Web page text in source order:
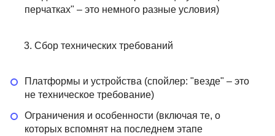
перчатках" – это немного разные условия)
Сбор технических требований
Платформы и устройства (спойлер: "везде" – это
не техническое требование)
Ограничения и особенности (включая те, о
которых вспомнят на последнем этапе